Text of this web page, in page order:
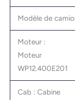
Modèle de
Moteur :
Moteur
WP12.400E201
Cab : Cabine